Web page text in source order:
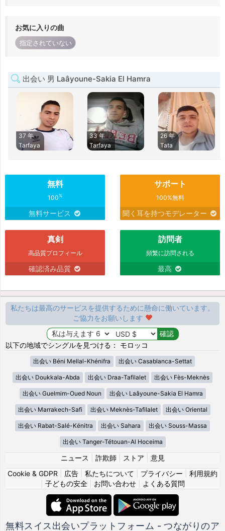
お気に入りの曲
指定されていない
出会い 男 Laâyoune-Sakia El Hamra
37 年
Tarfaya
33 年
Tarfaya
26 年
Tata
無料
100%
無料サービス
サポート
100%無料
聞く耳を持つモデレーター
真剣
高品質プロフィール
確認済み品質
訪問者
頻繁に訪問される
最高
私たちは最高のサービスを提供するために懸命に働いています。
ご協力をお願いします
以下の地域でシングルを見つける： モロッコ
出会い Béni Mellal-Khénifra 出会い Casablanca-Settat
出会い Doukkala-Abda 出会い Draa-Tafilalet 出会い Fès-Meknès
出会い Guelmim-Oued Noun 出会い Laâyoune-Sakia El Hamra
出会い Marrakech-Safi 出会い Meknès-Tafilalet 出会い Oriental
出会い Rabat-Salé-Kénitra 出会い Sahara 出会い Souss-Massa
出会い Tanger-Tétouan-Al Hoceima
ニュース 詐欺師 ストア
意見
Cookie & GDPR
広告 私たちについて プライバシー
利用規約
子どもの安全| お問い合わせ| よくある質問
無料スイス出会いプラットフォーム - つながりのア